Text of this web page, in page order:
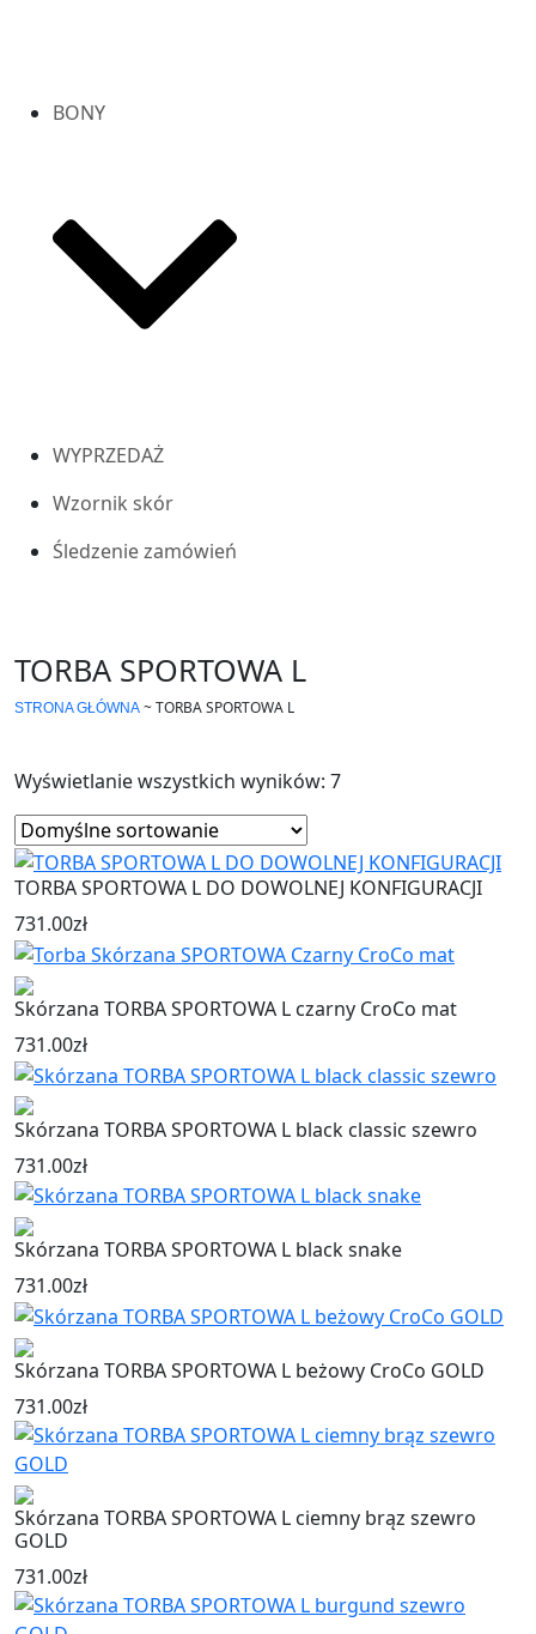
BONY
WYPRZEDAŻ
Wzornik skór
Śledzenie zamówień
TORBA SPORTOWA L
STRONA GŁÓWNA ~TORBA SPORTOWA L
Wyświetlanie wszystkich wyników: 7
TORBA SPORTOWA L DO DOWOLNEJ KONFIGURACJI
731.00zł
Skórzana TORBA SPORTOWA L czarny CroCo mat
731.00zł
Skórzana TORBA SPORTOWA L black classic szewro
731.00zł
Skórzana TORBA SPORTOWA L black snake
731.00zł
Skórzana TORBA SPORTOWA L beżowy CroCo GOLD
731.00zł
Skórzana TORBA SPORTOWA L ciemny brąz szewro
GOLD
731.00zł